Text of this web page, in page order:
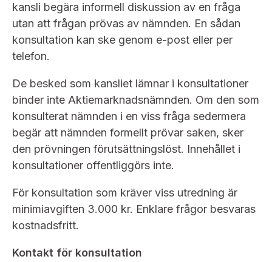
kansli begära informell diskussion av en fråga
utan att frågan prövas av nämnden. En sådan
konsultation kan ske genom e-post eller per
telefon.
De besked som kansliet lämnar i konsultationer
binder inte Aktiemarknadsnämnden. Om den som
konsulterat nämnden i en viss fråga sedermera
begär att nämnden formellt prövar saken, sker
den prövningen förutsättningslöst. Innehållet i
konsultationer offentliggörs inte.
För konsultation som kräver viss utredning är
minimiavgiften 3.000 kr. Enklare frågor besvaras
kostnadsfritt.
Kontakt för konsultation